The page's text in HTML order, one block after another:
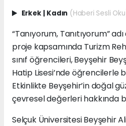
Erkek | Kadın (Haberi Sesli
“Tanıyorum, Tanıtıyorum”
proje kapsamında Turizm
sınıf öğrencileri, Beyşehir
Hatip Lisesi’nde öğrencilerle
Etkinlikte Beyşehir’in doğal
çevresel değerleri hakkında
Selçuk Üniversitesi Beyşehir